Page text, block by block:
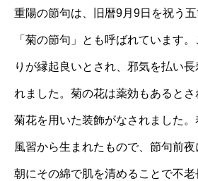
重陽の節句は、旧暦9月9日を祝う
「菊の節句」とも呼ばれています
りが縁起良いとされ、邪気を払い
れました。菊の花は薬効もあると
菊花を用いた装飾がなされました
風習から生まれたもので、節句前
朝にその綿で肌を清めることで不